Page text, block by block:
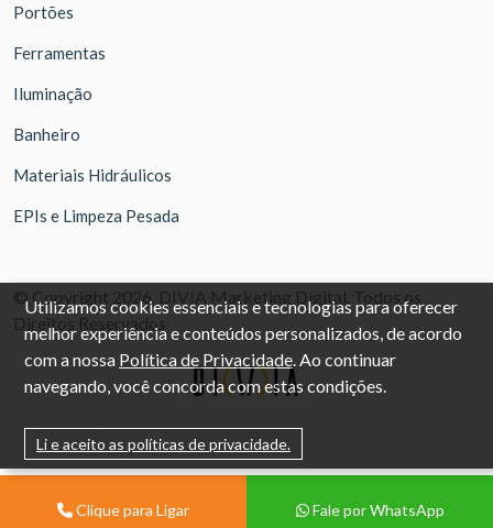
Portões
Ferramentas
Iluminação
Banheiro
Materiais Hidráulicos
EPIs e Limpeza Pesada
© Copyright 2026. DIVIA Marketing Digital. Todos os
Direitos Reservados
Clique para Ligar Fale por WhatsApp
Utilizamos cookies essenciais e tecnologias para oferecer
melhor experiência e conteúdos personalizados, de acordo
com a nossa Política de Privacidade. Ao continuar
navegando, você concorda com estas condições.
Li e aceito as políticas de privacidade.